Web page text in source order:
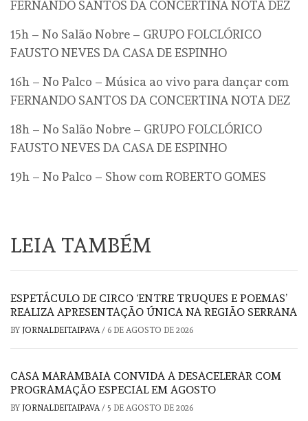
FERNANDO SANTOS DA CONCERTINA NOTA DEZ
15h – No Salão Nobre – GRUPO FOLCLÓRICO
FAUSTO NEVES DA CASA DE ESPINHO
16h – No Palco – Música ao vivo para dançar com
FERNANDO SANTOS DA CONCERTINA NOTA DEZ
18h – No Salão Nobre – GRUPO FOLCLÓRICO
FAUSTO NEVES DA CASA DE ESPINHO
19h – No Palco – Show com ROBERTO GOMES
LEIA TAMBÉM
ESPETÁCULO DE CIRCO ‘ENTRE TRUQUES E POEMAS’
REALIZA APRESENTAÇÃO ÚNICA NA REGIÃO SERRANA
BY JORNALDEITAIPAVA/ 6 DE AGOSTO DE 2026
CASA MARAMBAIA CONVIDA A DESACELERAR COM
PROGRAMAÇÃO ESPECIAL EM AGOSTO
BY JORNALDEITAIPAVA/ 5 DE AGOSTO DE 2026